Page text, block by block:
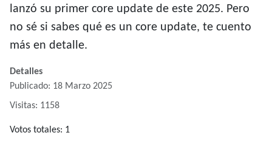
lanzó su primer core update de este 2025. Pero
no sé si sabes qué es un core update, te cuento
más en detalle.
Detalles
Publicado: 18 Marzo 2025
Visitas: 1158
Ratio:5/5
Votos totales: 1